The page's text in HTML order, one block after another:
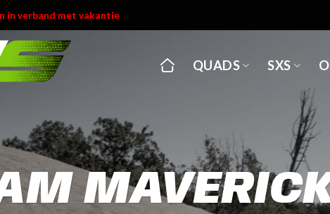
in verband met vakantie
QUADS SXS